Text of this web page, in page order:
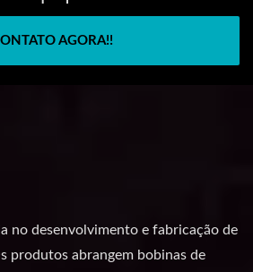
AGORA!!
no desenvolvimento e fabricação de
produtos abrangem bobinas de